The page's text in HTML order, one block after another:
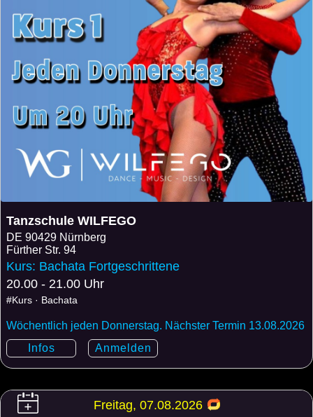
Tanzschule WILFEGO
DE 90429 Nürnberg
Fürther Str. 94
Kurs: Bachata Fortgeschrittene
20.00 - 21.00 Uhr
#Kurs · Bachata
Wöchentlich jeden Donnerstag. Nächster Termin 13.08.2026
Infos
Anmelden
Freitag, 07.08.2026